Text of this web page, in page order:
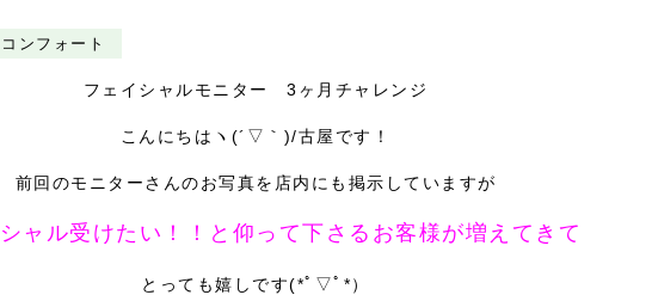
ンフォート
フェイシャルモニター 3ヶ月チャレンジ
こんにちはヽ(´▽｀)/古屋です！
前回のモニターさんのお写真を店内にも掲示していますが
ャル受けたい！！と仰って下さるお客様が増えてきて
とっても嬉しです(*ﾟ▽ﾟ*）